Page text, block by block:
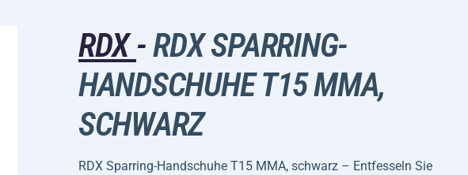
RDX-RDX SPARRING-
HANDSCHUHE T15 MMA,
SCHWARZ
RDX Sparring-Handschuhe T15 MMA, schwarz – Entfesseln Sie